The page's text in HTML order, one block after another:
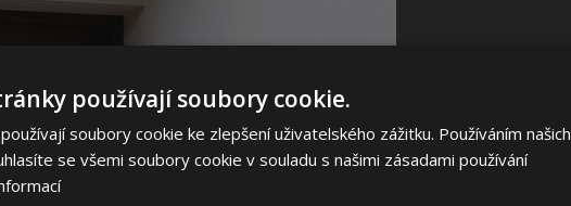
používají soubory cookie.
soubory cookie ke zlepšení uživatelského zážitku. Používáním našich
se všemi soubory cookie v souladu s našimi zásadami používání